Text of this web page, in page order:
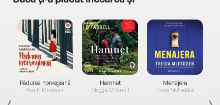
Pădurea norvegiană
Haruki Murakami
Hamnet
Maggie O'Farrell
Menajera
Freida McFadden